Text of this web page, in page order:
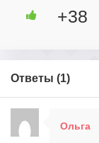
+38
Ответы (1)
Ольга